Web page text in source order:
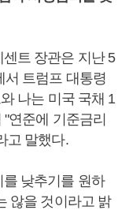
트 장관은 지난 5
서 트럼프 대통령
나는 미국 국채 1
연준에 기준금리
고 말했다.
낮추기를 원하
않을 것이라고 밝